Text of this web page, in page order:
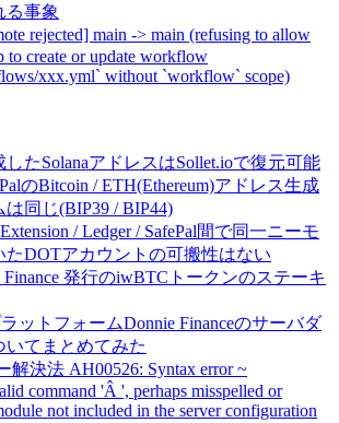
る事象
rejected] main -> main (refusing to allow
to create or update workflow
xxx.yml` without `workflow` scope)
したSolanaアドレスはSollet.ioで復元可能
のBitcoin / ETH(Ethereum)アドレス生成
同じ(BIP39 / BIP44)
/ Ledger / SafePal間で同一ニーモ
たDOTアカウントの可搬性はない
Finance 発行のiwBTCトークンのステーキ
ットフォームDonnie Financeのサーバダ
いてまとめてみた
解決法 AH00526: Syntax error ~
command 'Â ', perhaps misspelled or
not included in the server configuration